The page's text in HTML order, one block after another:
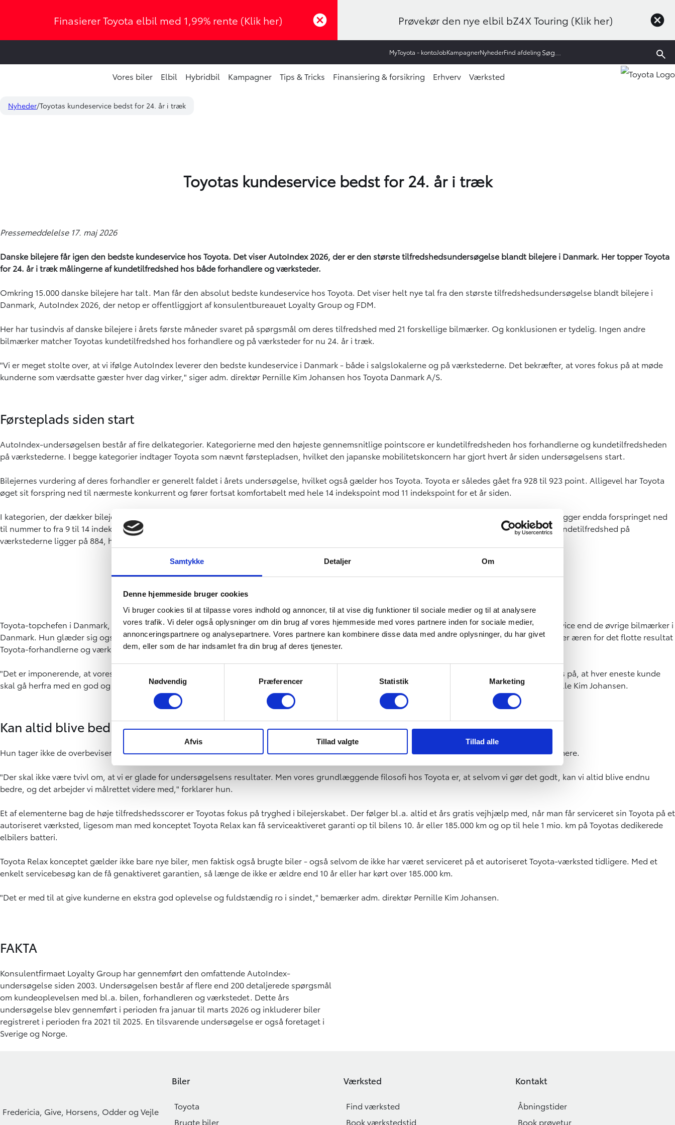
Samtykke Detaljer Om
Denne hjemmeside bruger cookies
Vi bruger cookies til at tilpasse vores indhold og annoncer, til at vise dig funktioner til sociale medier og til at analysere
vores trafik. Vi deler også oplysninger om din brug af vores hjemmeside med vores partnere inden for sociale medier,
annonceringspartnere og analysepartnere. Vores partnere kan kombinere disse data med andre oplysninger, du har givet
dem, eller som de har indsamlet fra din brug af deres tjenester.
Nødvendig
Præferencer Statistik Marketing
Afvis Tillad valgte Tillad alle
Finasierer Toyota elbil med 1,99% rente (Klik her) Prøvekør den nye elbil bZ4X Touring (Klik her)
MyToyota - kontoJobKampagnerNyhederFind afdeling
Vores biler Elbil Hybridbil Kampagner Tips & Tricks Finansiering & forsikring Erhverv Værksted
Nyheder Toyotas kundeservice bedst for 24. år i træk
Toyotas kundeservice bedst for 24. år i træk
Pressemeddelelse 17. maj 2026
Danske bilejere får igen den bedste kundeservice hos Toyota. Det viser AutoIndex 2026, der er den største tilfredshedsundersøgelse blandt bilejere i Danmark. Her topper Toyota
for 24. år i træk målingerne af kundetilfredshed hos både forhandlere og værksteder.
Omkring 15.000 danske bilejere har talt. Man får den absolut bedste kundeservice hos Toyota. Det viser helt nye tal fra den største tilfredshedsundersøgelse blandt bilejere i
Danmark, AutoIndex 2026, der netop er offentliggjort af konsulentbureauet Loyalty Group og FDM.
Her har tusindvis af danske bilejere i årets første måneder svaret på spørgsmål om deres tilfredshed med 21 forskellige bilmærker. Og konklusionen er tydelig. Ingen andre
bilmærker matcher Toyotas kundetilfredshed hos forhandlere og på værksteder for nu 24. år i træk.
"Vi er meget stolte over, at vi ifølge AutoIndex leverer den bedste kundeservice i Danmark - både i salgslokalerne og på værkstederne. Det bekræfter, at vores fokus på at møde
kunderne som værdsatte gæster hver dag virker," siger adm. direktør Pernille Kim Johansen hos Toyota Danmark A/S.
Førsteplads siden start
AutoIndex-undersøgelsen består af fire delkategorier. Kategorierne med den højeste gennemsnitlige pointscore er kundetilfredsheden hos forhandlerne og kundetilfredsheden
på værkstederne. I begge kategorier indtager Toyota som nævnt førstepladsen, hvilket den japanske mobilitetskoncern har gjort hvert år siden undersøgelsens start.
Bilejernes vurdering af deres forhandler er generelt faldet i årets undersøgelse, hvilket også gælder hos Toyota. Toyota er således gået fra 928 til 923 point. Alligevel har Toyota
øget sit forspring ned til nærmeste konkurrent og fører fortsat komfortabelt med hele 14 indekspoint mod 11 indekspoint for et år siden.
I kategorien, der dækker bilejernes tilfredshed med de autoriserede værksteder, fastholder Toyota med 932 indekspoint også sin førsteplads og udbygger endda forspringet ned
til nummer to fra 9 til 14 indekspoint og hele 25 indekspoint ned til det tredjebedste bilmærke i undersøgelsen. Gennemsnittet for alle bilmærkers kundetilfredshed på
værkstederne ligger på 884, hvilket er en tilbagegang på 11 indekspoint eller 1,2 procent sammenlignet med i fjor.
Toyota-topchefen i Danmark, Pernille Kim Johansen, glæder sig ikke blot over, at Toyota ifølge tilfredshedsundersøgelsen yder en markant bedre service end de øvrige bilmærker i
Danmark. Hun glæder sig også over, at Toyota overgår alle såkaldte luksusmærker. Samtidig sender hun en stor og dybfølt tak til kunderne og tilegner æren for det flotte resultat
Toyota-forhandlerne og værkstederne over hele landet.
"Det er imponerende, at vores forhandlere og værksteder har formået at levere den bedste kundeservice 24 år i træk. Det skyldes et vedvarende fokus på, at hver eneste kunde
skal gå herfra med en god og mindeværdig oplevelse og en klar følelse af, at deres lokale Toyota-forhandler er den bedste i byen," lyder det fra Pernille Kim Johansen.
Kan altid blive bedre
Hun tager ikke de overbevisende resultater i salgslokalerne og på værkstederne for givet og peger på, at der stadig er plads til at udvikle sig endnu mere.
"Der skal ikke være tvivl om, at vi er glade for undersøgelsens resultater. Men vores grundlæggende filosofi hos Toyota er, at selvom vi gør det godt, kan vi altid blive endnu
bedre, og det arbejder vi målrettet videre med," forklarer hun.
Et af elementerne bag de høje tilfredshedsscorer er Toyotas fokus på tryghed i bilejerskabet. Der følger bl.a. altid et års gratis vejhjælp med, når man får serviceret sin Toyota på et
autoriseret værksted, ligesom man med konceptet Toyota Relax kan få serviceaktiveret garanti op til bilens 10. år eller 185.000 km og op til hele 1 mio. km på Toyotas dedikerede
elbilers batteri.
Toyota Relax konceptet gælder ikke bare nye biler, men faktisk også brugte biler - også selvom de ikke har været serviceret på et autoriseret Toyota-værksted tidligere. Med et
enkelt servicebesøg kan de få genaktiveret garantien, så længe de ikke er ældre end 10 år eller har kørt over 185.000 km.
"Det er med til at give kunderne en ekstra god oplevelse og fuldstændig ro i sindet," bemærker adm. direktør Pernille Kim Johansen.
FAKTA
Konsulentfirmaet Loyalty Group har gennemført den omfattende AutoIndex-
undersøgelse siden 2003. Undersøgelsen består af flere end 200 detaljerede spørgsmål
om kundeoplevelsen med bl.a. bilen, forhandleren og værkstedet. Dette års
undersøgelse blev gennemført i perioden fra januar til marts 2026 og inkluderer biler
registreret i perioden fra 2021 til 2025. En tilsvarende undersøgelse er også foretaget i
Sverige og Norge.
Fredericia, Give, Horsens, Odder og Vejle
Biler
Toyota
Brugte biler
Værksted
Find værksted
Book værkstedstid
Kontakt
Åbningstider
Book prøvetur